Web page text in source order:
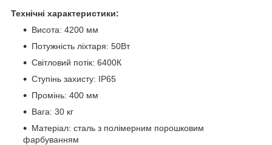
Технічні характеристики:
Висота: 4200 мм
Потужність ліхтаря: 50Вт
Світловий потік: 6400К
Ступінь захисту: IP65
Промінь: 400 мм
Вага: 30 кг
Матеріал: сталь з полімерним порошковим
фарбуванням